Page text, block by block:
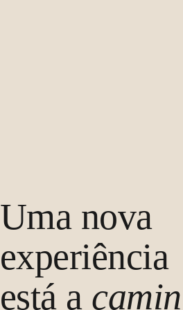
Uma nova
experiência
está a